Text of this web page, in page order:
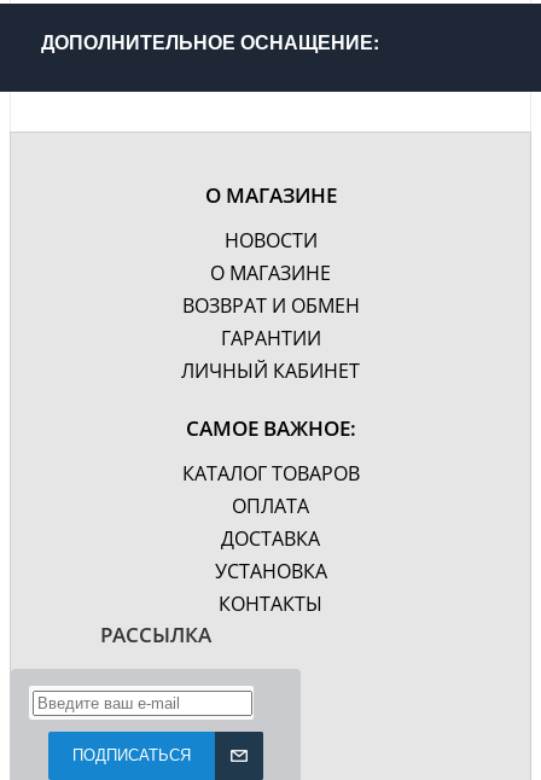
Гарантия, лет 2
ДОПОЛНИТЕЛЬНОЕ ОСНАЩЕНИЕ:
О МАГАЗИНЕ
НОВОСТИ
О МАГАЗИНЕ
ВОЗВРАТ И ОБМЕН
ГАРАНТИИ
ЛИЧНЫЙ КАБИНЕТ
САМОЕ ВАЖНОЕ:
КАТАЛОГ ТОВАРОВ
ОПЛАТА
ДОСТАВКА
УСТАНОВКА
КОНТАКТЫ
РАССЫЛКА
ПОДПИСАТЬСЯ